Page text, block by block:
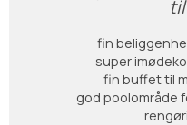
fin
super
fin buffet til
god poolområde